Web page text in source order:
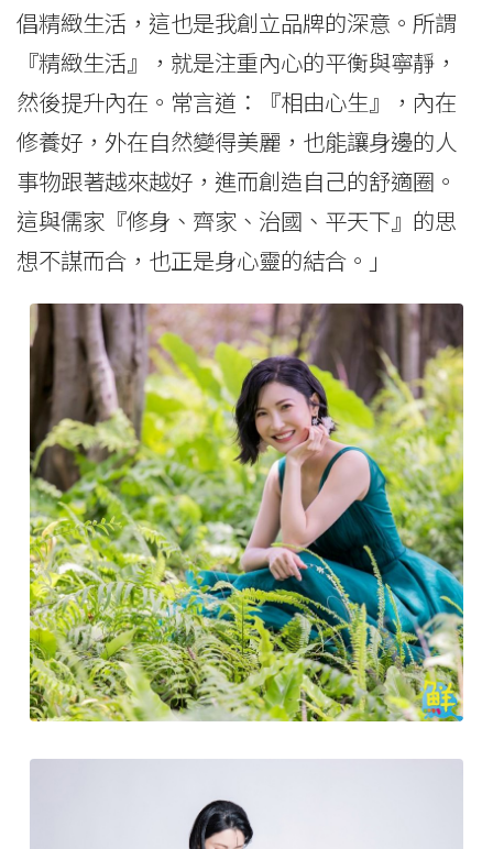
倡精緻生活，這也是我創立品牌的深意。所謂
『精緻生活』，就是注重內心的平衡與寧靜，
然後提升內在。常言道：『相由心生』，內在
修養好，外在自然變得美麗，也能讓身邊的人
事物跟著越來越好，進而創造自己的舒適圈。
這與儒家『修身、齊家、治國、平天下』的思
想不謀而合，也正是身心靈的結合。」